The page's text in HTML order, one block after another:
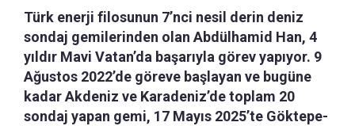
Türk enerji filosunun 7’nci nesil derin deniz
sondaj gemilerinden olan Abdülhamid Han, 4
yıldır Mavi Vatan’da başarıyla görev yapıyor. 9
Ağustos 2022’de göreve başlayan ve bugüne
kadar Akdeniz ve Karadeniz’de toplam 20
sondaj yapan gemi, 17 Mayıs 2025’te Göktepe-